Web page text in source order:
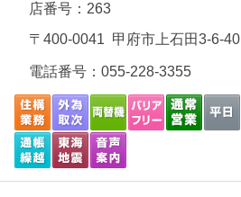
店番号：263
〒400-0041 甲府市上石田3-6-40
電話番号： 055-228-3355